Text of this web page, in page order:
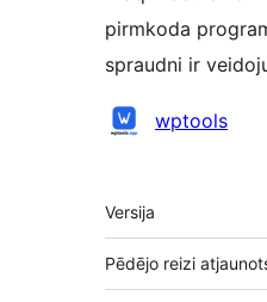
pirmkoda
spraudni ir
Līdzdalībnieki
wptools
Meta
Versija
Pēdējo reizi